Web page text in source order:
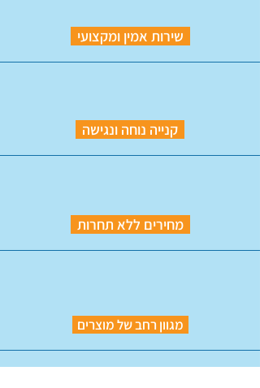
שירות אמין ומקצועי
קנייה נוחה ונגישה
מחירים ללא תחרות
מגוון רחב של מוצרים